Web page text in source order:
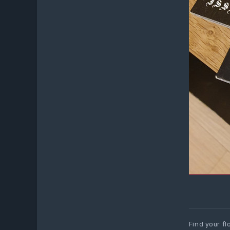
Find your